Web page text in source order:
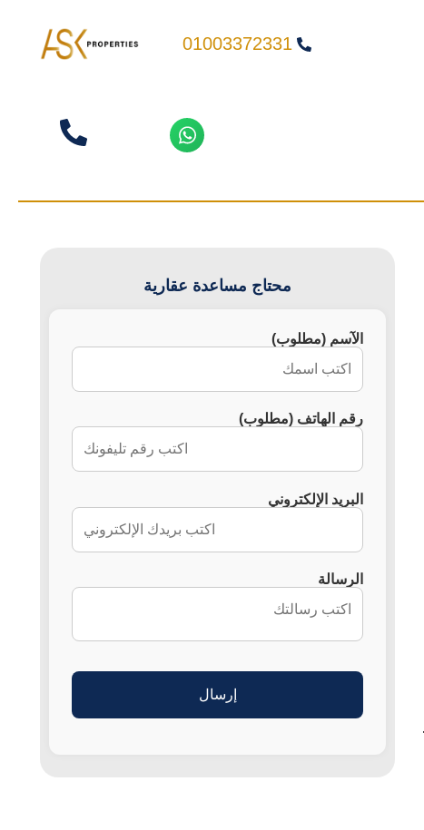
01003372331
محتاج مساعدة عقارية
الآسم (مطلوب)
رقم الهاتف (مطلوب)
البريد الإلكتروني
الرسالة